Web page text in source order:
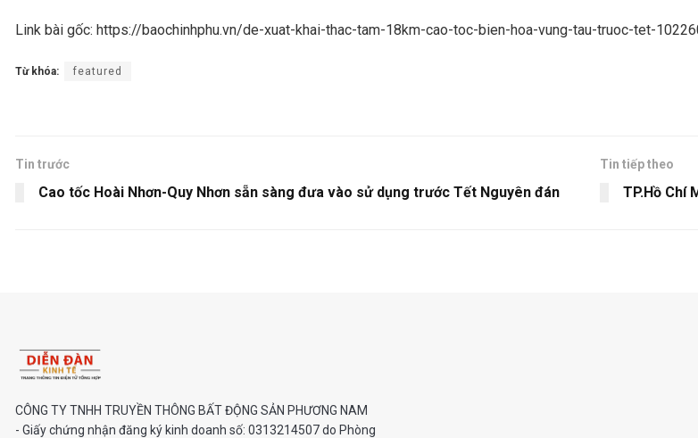
Link bài gốc: https://baochinhphu.vn/de-xuat-khai-thac-tam-18km-cao-toc-bien-hoa-vung-tau-truoc-tet-
Từ khóa: featured
Tin trước
Cao tốc Hoài Nhơn-Quy Nhơn sẵn sàng đưa vào sử dụng trước Tết Nguyên đán
Tin tiếp theo
TP.Hồ Chí
CÔNG TY TNHH TRUYỀN THÔNG BẤT ĐỘNG SẢN PHƯƠNG NAM
- Giấy chứng nhận đăng ký kinh doanh số: 0313214507 do Phòng